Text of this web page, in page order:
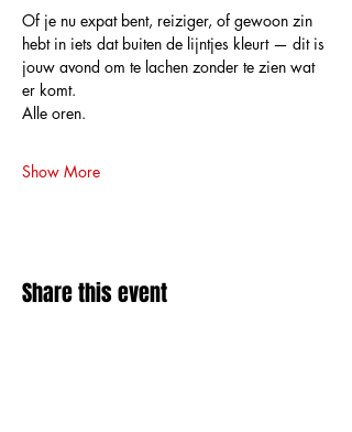
Of je nu expat bent, reiziger, of gewoon zin
hebt in iets dat buiten de lijntjes kleurt — dit is
jouw avond om te lachen zonder te zien wat
er komt.
Alle oren.
Show More
Share this event